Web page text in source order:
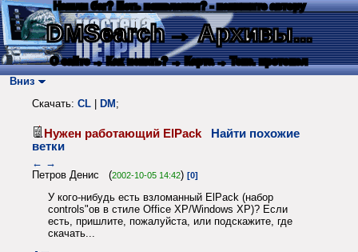
Нашли баг? Есть пожелания? - напишите автору
DMSearch→ Архивы...
О сайте → Как искать? → Карта → Текс. протокол
Вниз
Скачать: CL DM ;
Нужен работающий ElPack
Найти похожие
ветки
← →
Петров Денис (2002-10-05 14:42) [0]
У кого-нибудь есть взломанный ElPack (набор
controls"ов в стиле Office XP/Windows XP)? Если
есть, пришлите, пожалуйста, или подскажите, где
скачать...